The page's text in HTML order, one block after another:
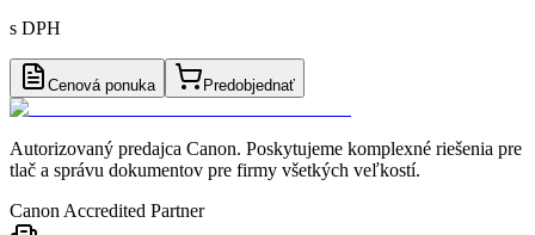
s DPH
Cenová ponuka Predobjednať
Autorizovaný predajca Canon. Poskytujeme komplexné riešenia pre
tlač a správu dokumentov pre firmy všetkých veľkostí.
Canon Accredited Partner